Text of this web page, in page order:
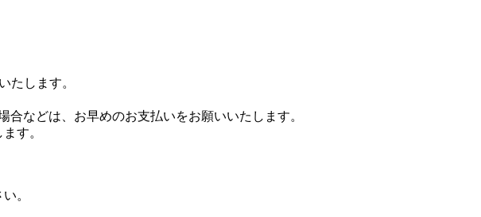
たします。
などは、お早めのお支払いをお願いいたします。
す。
。